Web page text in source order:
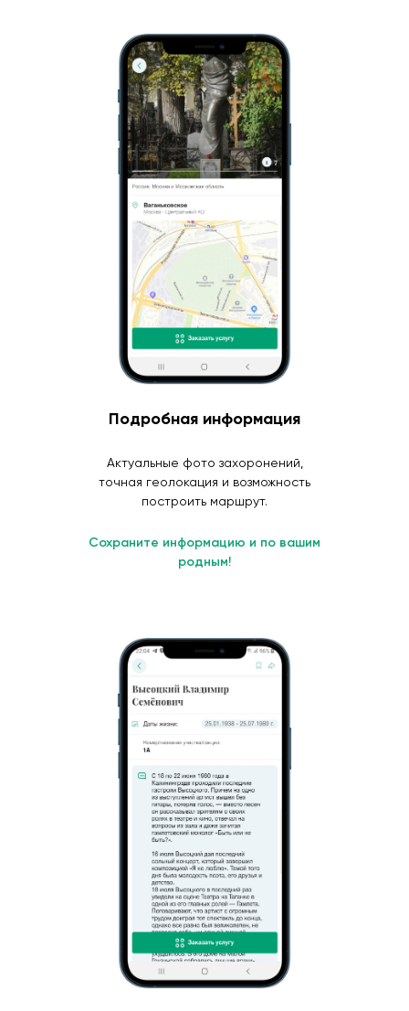
Подробная информация
Актуальные фото захоронений,
точная геолокация и возможность
построить маршрут.
Сохраните информацию и по вашим
родным!